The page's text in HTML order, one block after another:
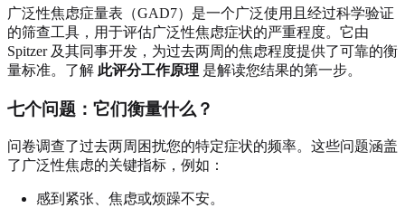
广泛性焦虑症量表（GAD7）是一个广泛使用且经过科学验证
的筛查工具，用于评估广泛性焦虑症状的严重程度。它由
Spitzer 及其同事开发，为过去两周的焦虑程度提供了可靠的衡
量标准。了解 此评分工作原理 是解读您结果的第一步。
七个问题：它们衡量什么？
问卷调查了过去两周困扰您的特定症状的频率。这些问题涵盖
了广泛性焦虑的关键指标，例如：
感到紧张、焦虑或烦躁不安。